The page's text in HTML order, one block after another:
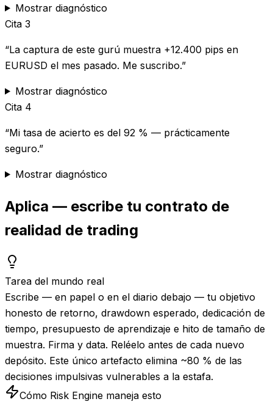
Mostrar diagnóstico
Cita 3
“La captura de este gurú muestra +12.400 pips en
EURUSD el mes pasado. Me suscribo.”
Mostrar diagnóstico
Cita 4
“Mi tasa de acierto es del 92 % — prácticamente
seguro.”
Mostrar diagnóstico
Aplica — escribe tu contrato de
realidad de trading
Tarea del mundo real
Escribe — en papel o en el diario debajo — tu objetivo
honesto de retorno, drawdown esperado, dedicación de
tiempo, presupuesto de aprendizaje e hito de tamaño de
muestra. Firma y data. Reléelo antes de cada nuevo
depósito. Este único artefacto elimina ~80 % de las
decisiones impulsivas vulnerables a la estafa.
Cómo Risk Engine maneja esto